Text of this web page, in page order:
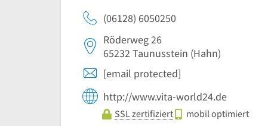
(06128) 6050250
Röderweg 26
65232 Taunusstein (Hahn)
[email protected]
http://www.vita-world24.de
SSL zertifiziert mobil optimiert